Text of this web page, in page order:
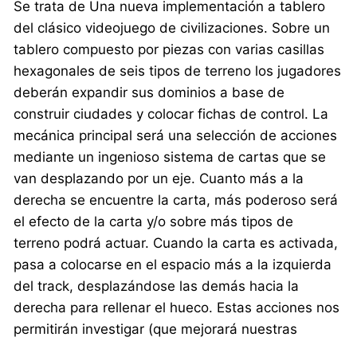
Se trata de Una nueva implementación a tablero
del clásico videojuego de civilizaciones. Sobre un
tablero compuesto por piezas con varias casillas
hexagonales de seis tipos de terreno los jugadores
deberán expandir sus dominios a base de
construir ciudades y colocar fichas de control. La
mecánica principal será una selección de acciones
mediante un ingenioso sistema de cartas que se
van desplazando por un eje. Cuanto más a la
derecha se encuentre la carta, más poderoso será
el efecto de la carta y/o sobre más tipos de
terreno podrá actuar. Cuando la carta es activada,
pasa a colocarse en el espacio más a la izquierda
del track, desplazándose las demás hacia la
derecha para rellenar el hueco. Estas acciones nos
permitirán investigar (que mejorará nuestras